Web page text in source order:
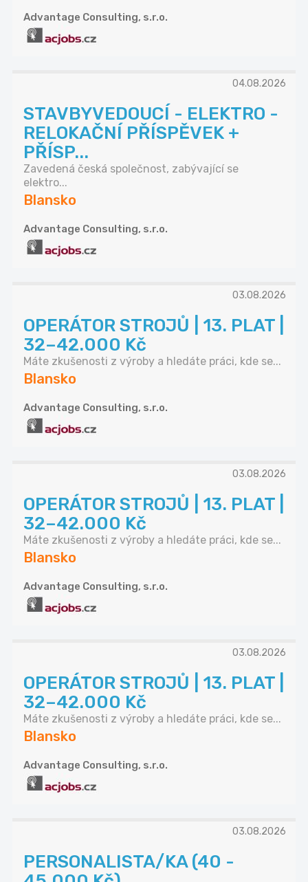
Advantage Consulting, s.r.o.
04.08.2026
STAVBYVEDOUCÍ - ELEKTRO -
RELOKAČNÍ PŘÍSPĚVEK +
PŘÍSP...
Zavedená česká společnost, zabývající se
elektro...
Blansko
Advantage Consulting, s.r.o.
03.08.2026
OPERÁTOR STROJŮ | 13. PLAT |
32–42.000 Kč
Máte zkušenosti z výroby a hledáte práci, kde se...
Blansko
Advantage Consulting, s.r.o.
03.08.2026
OPERÁTOR STROJŮ | 13. PLAT |
32–42.000 Kč
Máte zkušenosti z výroby a hledáte práci, kde se...
Blansko
Advantage Consulting, s.r.o.
03.08.2026
OPERÁTOR STROJŮ | 13. PLAT |
32–42.000 Kč
Máte zkušenosti z výroby a hledáte práci, kde se...
Blansko
Advantage Consulting, s.r.o.
03.08.2026
PERSONALISTA/KA (40 -